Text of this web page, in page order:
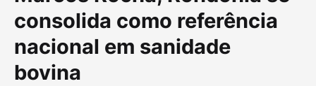
consolida como referência
nacional em sanidade
bovina